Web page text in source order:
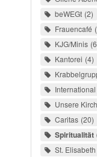
beWEGt 2
Frauencafé
KJG/Minis 6
Kantorei 4
International
Unsere
Caritas 20
Spiritualität
St. Elisabeth